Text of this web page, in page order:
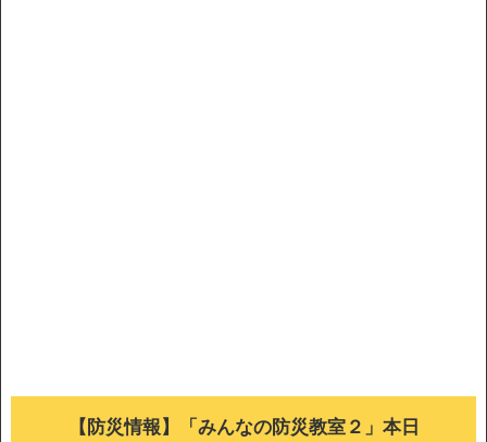
【防災情報】「みんなの防災教室２」本日